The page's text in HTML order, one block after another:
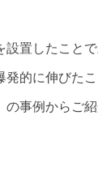
設置したこと
発的に伸びた
の事例からご